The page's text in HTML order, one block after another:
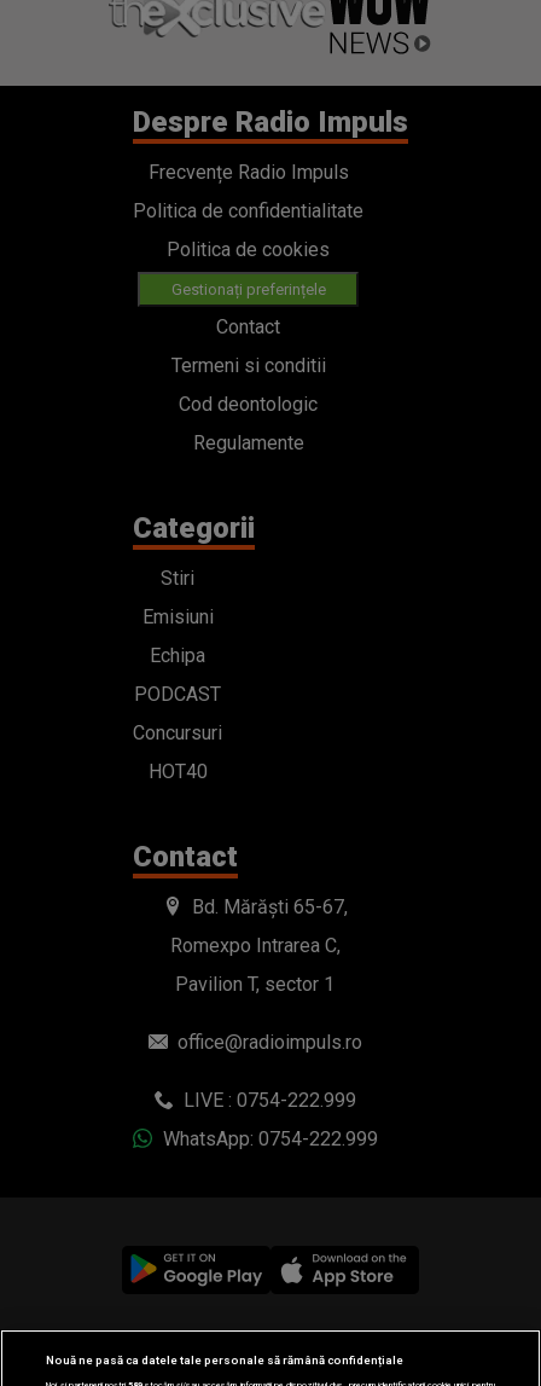
Despre Radio Impuls
Frecvențe Radio Impuls
Politica de confidentialitate
Politica de cookies
Gestionați preferințele
Contact
Termeni si conditii
Cod deontologic
Regulamente
Categorii
Stiri
Emisiuni
Echipa
PODCAST
Concursuri
HOT40
Contact
Bd. Mărăști 65-67,
Romexpo Intrarea C,
Pavilion T, sector 1
office@radioimpuls.ro
LIVE : 0754-222.999
WhatsApp: 0754-222.999
© 2019-2026 DOGAN MEDIA INTERNATIONAL SA, Toate
drepturile rezervate.
Nouă ne pasă ca datele tale personale să rămână confidențiale